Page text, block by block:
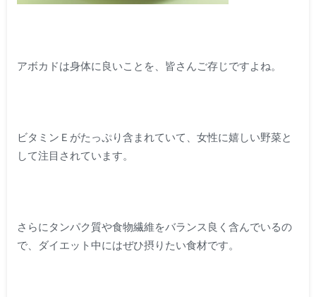
アボカドは身体に良いことを、皆さんご存じですよね。
ビタミンＥがたっぷり含まれていて、女性に嬉しい野菜と
して注目されています。
さらにタンパク質や食物繊維をバランス良く含んでいるの
で、ダイエット中にはぜひ摂りたい食材です。